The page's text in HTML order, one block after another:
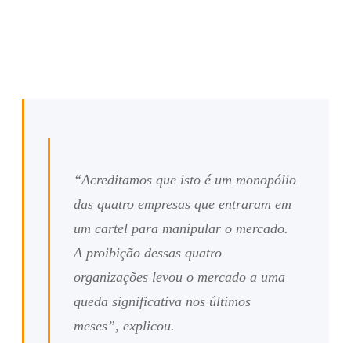
“Acreditamos que isto é um monopólio
das quatro empresas que entraram em
um cartel para manipular o mercado.
A proibição dessas quatro
organizações levou o mercado a uma
queda significativa nos últimos
meses”, explicou.